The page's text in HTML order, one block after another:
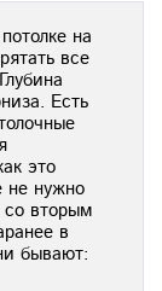
на
все
Есть
это
не нужно
со вторым
в
бывают: